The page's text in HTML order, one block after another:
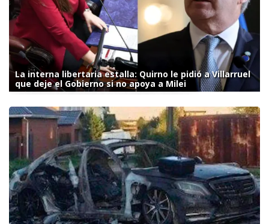
La interna libertaria estalla: Quirno le pidió a Villarruel
que deje el Gobierno si no apoya a Milei